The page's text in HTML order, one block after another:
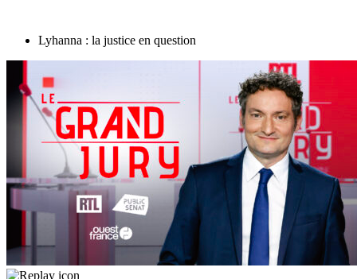
Lyhanna : la justice en question